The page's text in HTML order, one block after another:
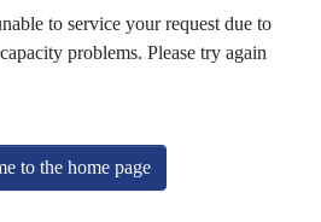
to service your request due to
problems. Please try again
to the home page